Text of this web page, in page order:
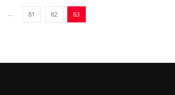
... 81 82 83